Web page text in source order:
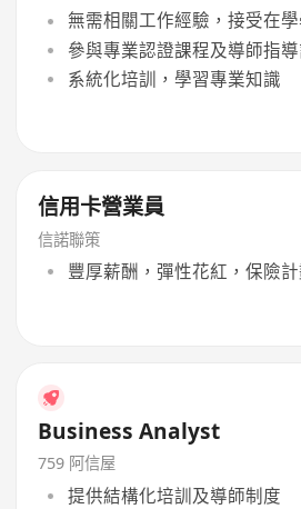
無需相關工作經驗，接受在
參與專業認證課程及導師指
系統化培訓，學習專業知識
信用卡營業員
信諾聯策
豐厚薪酬，彈性花紅，保險
Business Analyst
759 阿信屋
提供結構化培訓及導師制度